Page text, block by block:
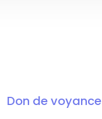
Don de voyance